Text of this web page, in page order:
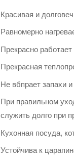
Красивая и
Равномерно
Прекрасно
Прекрасная
Не вбпрает запахи
При правильном
служить долго при
Кухонная посуда,
Устойчива к